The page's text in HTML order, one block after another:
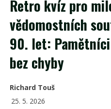
Retro kvíz pro
vědomostních
90. let:
bez chyby
Richard Touš
25. 5. 2026